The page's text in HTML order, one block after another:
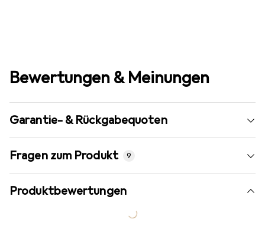
Bewertungen & Meinungen
Garantie- & Rückgabequoten
Fragen zum Produkt 9
Produktbewertungen